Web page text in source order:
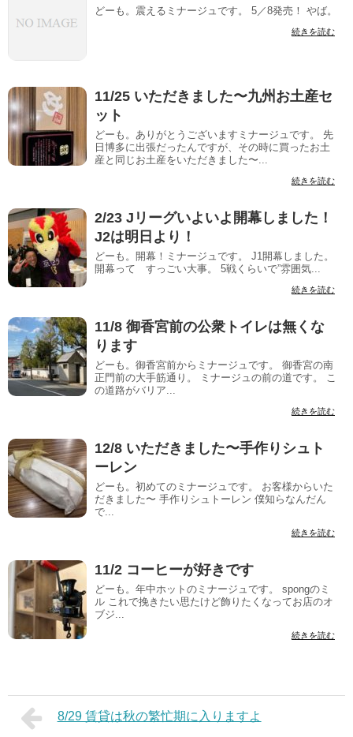
どーも。震えるミナージュです。 5／8発売！ やば。
続きを読む
11/25 いただきました〜九州お土産セ
ット
どーも。ありがとうございますミナージュです。 先
日博多に出張だったんですが、その時に買ったお土
産と同じお土産をいただきました〜...
続きを読む
2/23 Jリーグいよいよ開幕しました！
J2は明日より！
どーも。開幕！ミナージュです。 J1開幕しました。
開幕って すっごい大事。 5戦くらいで”雰囲気...
続きを読む
11/8 御香宮前の公衆トイレは無くな
ります
どーも。御香宮前からミナージュです。 御香宮の南
正門前の大手筋通り。 ミナージュの前の道です。 こ
の道路がバリア...
続きを読む
12/8 いただきました〜手作りシュト
ーレン
どーも。初めてのミナージュです。 お客様からいた
だきました〜 手作りシュトーレン 僕知らなんだん
で...
続きを読む
11/2 コーヒーが好きです
どーも。年中ホットのミナージュです。 spongのミ
ル これで挽きたい思たけど飾りたくなってお店のオ
ブジ...
続きを読む
8/29 賃貸は秋の繁忙期に入りますよ